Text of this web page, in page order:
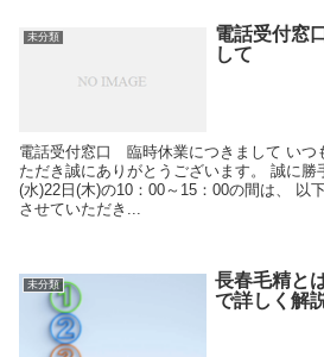
未分類
電話受付窓
して
電話受付窓口 臨時休業につきまして いつ
ただき誠にありがとうございます。 誠に勝
(水)22日(木)の10：00～15：00の間は、 以
させていただき...
未分類
長春毛精と
で詳しく解